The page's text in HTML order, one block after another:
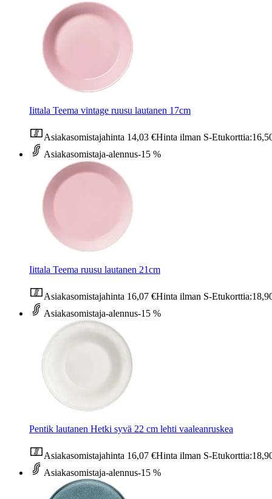
Iittala Teema vintage ruusu lautanen 17cm
Asiakasomistajahinta 14,03 €Hinta ilman S-Etukorttia:
Asiakasomistaja-alennus-15 %
Iittala Teema ruusu lautanen 21cm
Asiakasomistajahinta 16,07 €Hinta ilman S-Etukorttia:
Asiakasomistaja-alennus-15 %
Pentik lautanen Hetki syvä 22 cm lehti vaaleanruskea
Asiakasomistajahinta 16,07 €Hinta ilman S-Etukorttia:
Asiakasomistaja-alennus-15 %